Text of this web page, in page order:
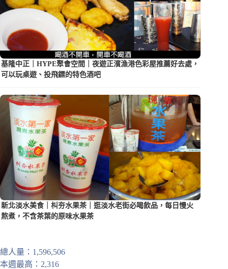
基隆中正｜HYPE聚會空間｜夜遊正濱漁港色彩屋推薦好去處，
可以玩桌遊、投飛鏢的特色酒吧
新北淡水美食｜朻夯水果茶｜逛淡水老街必喝飲品，每日慢火
熬煮，不含茶葉的原味水果茶
總人量：1,596,506
本週最高：2,316